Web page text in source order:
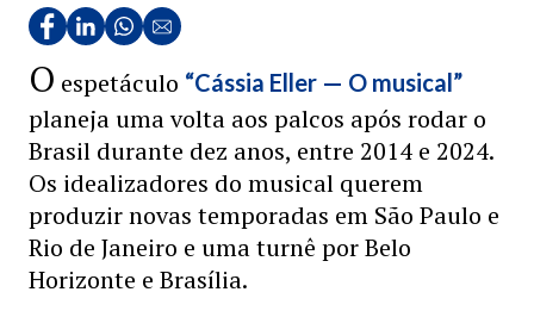
O espetáculo “Cássia Eller — O musical”
planeja uma volta aos palcos após rodar o
Brasil durante dez anos, entre 2014 e 2024.
Os idealizadores do musical querem
produzir novas temporadas em São Paulo e
Rio de Janeiro e uma turnê por Belo
Horizonte e Brasília.